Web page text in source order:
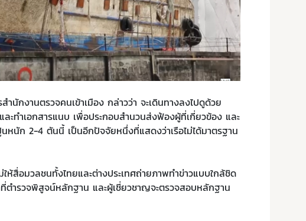
กงานตรวจคนเข้าเมือง กล่าวว่า จะเดินทางลงไปดูด้วย
ทำเอกสารแนบ เพื่อประกอบสำนวนส่งฟ้องผู้ที่เกี่ยวข้อง และ
หนัก 2-4 ตันนี้ เป็นอีกปัจจัยหนึ่งที่แสดงว่าเรือไม่ได้มาตรฐาน
ห้สื่อมวลชนทั้งไทยและต่างประเทศถ่ายภาพทำข่าวแบบใกล้ชิด
ตำรวจพิสูจน์หลักฐาน และผู้เชี่ยวชาญจะตรวจสอบหลักฐาน